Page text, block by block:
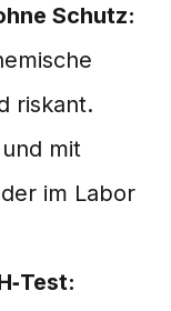
Schutz:
riskant.
mit
im Labor